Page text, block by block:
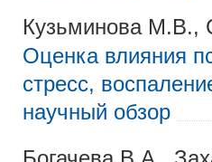
Кузьминова
Оценка влияния
стресс,
научный обзор